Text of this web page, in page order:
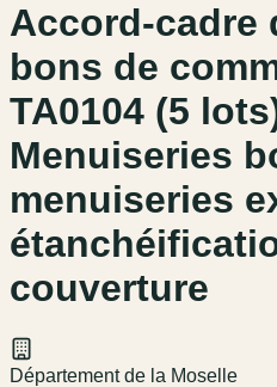
Accord-cadre
bons de
TA0104 (5
Menuiseries
menuiseries
couverture
Département de la Moselle